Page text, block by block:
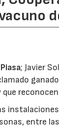
Piasa; Javier
que
entre